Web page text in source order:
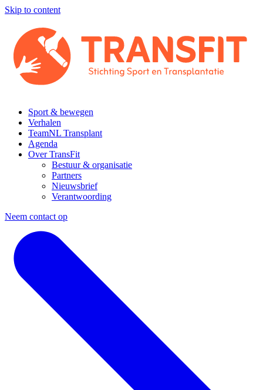
Skip to content
Sport & bewegen
Verhalen
TeamNL Transplant
Agenda
Over TransFit
Bestuur & organisatie
Partners
Nieuwsbrief
Verantwoording
Neem contact op